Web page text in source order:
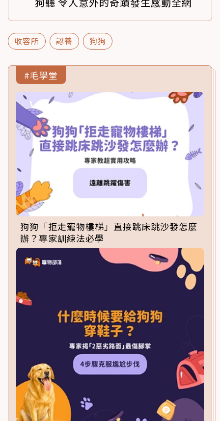
收容所 認養 狗狗
#毛學堂
狗狗「拒走寵物樓梯」直接跳床跳沙發怎麼
辦？專家訓練法必學